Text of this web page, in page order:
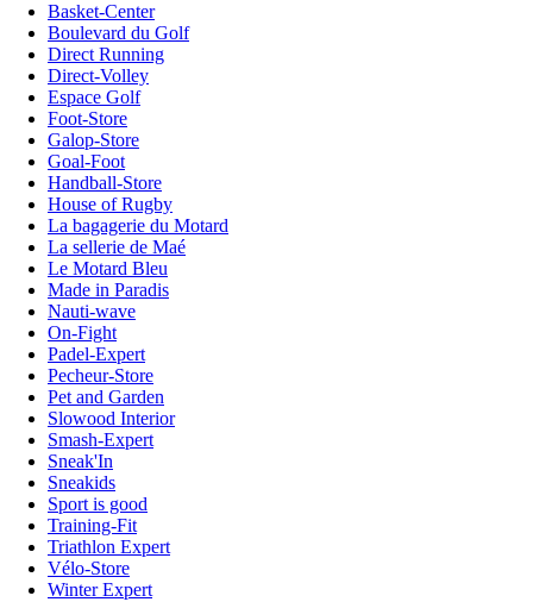
Basket-Center
Boulevard du Golf
Direct Running
Direct-Volley
Espace Golf
Foot-Store
Galop-Store
Goal-Foot
Handball-Store
House of Rugby
La bagagerie du Motard
La sellerie de Maé
Le Motard Bleu
Made in Paradis
Nauti-wave
On-Fight
Padel-Expert
Pecheur-Store
Pet and Garden
Slowood Interior
Smash-Expert
Sneak'In
Sneakids
Sport is good
Training-Fit
Triathlon Expert
Vélo-Store
Winter Expert